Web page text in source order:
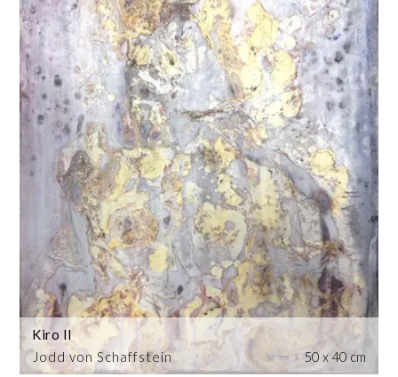
Jodd von Schaffstein
Kiro II
50 x 40 cm